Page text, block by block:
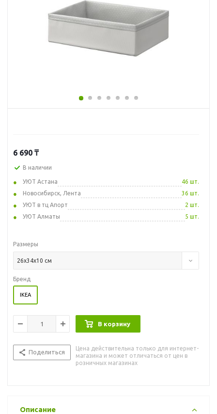
6 690 ₸
В наличии
УЮТ Астана
46 шт.
Новосибирск, Лента
36 шт.
УЮТ в тц Апорт
2 шт.
УЮТ Алматы
5 шт.
Размеры
26x34x10 см
Бренд
IKEA
В корзину
Поделиться
Цена действительна только для интернет-
магазина и может отличаться от цен в
розничных магазинах
Описание